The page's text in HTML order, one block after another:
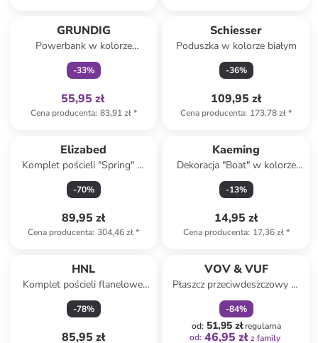
GRUNDIG
Powerbank w kolorze
czarnym - 10000 mAh
-33%
55,95 zł
Cena producenta: 83,91 zł*
Schiesser
Poduszka w kolorze białym
-36%
109,95 zł
Cena producenta: 173,78 zł*
Elizabed
Komplet pościeli "Spring" w
kolorze biało-jasnoróżowo-
zielonym
-70%
89,95 zł
Cena producenta: 304,46 zł*
Kaeming
Dekoracja "Boat" w kolorze
jasnobrązowo-niebiesko-
białym - 13 x 18 x 1,5 cm
-13%
14,95 zł
Cena producenta: 17,36 zł*
HNL
Komplet pościeli flanelowej
"Gigi" w kolorze białym
-78%
85,95 zł
VOV & VUF
Płaszcz przeciwdeszczowy w
kolorze pomarańczowym dla
psa
-84%
od: 51,95 złregularna
od: 46,95 zł z family